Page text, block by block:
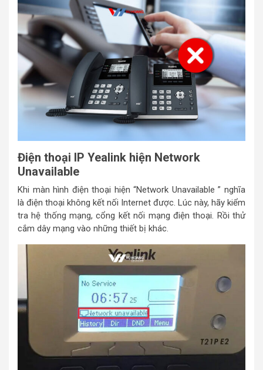
Điện thoại IP Yealink hiện Network
Unavailable
Khi màn hình điện thoại hiện “Network Unavailable ” nghĩa
là điện thoại không kết nối Internet được. Lúc này, hãy kiểm
tra hệ thống mạng, cổng kết nối mạng điện thoại. Rồi thử
cắm dây mạng vào những thiết bị khác.